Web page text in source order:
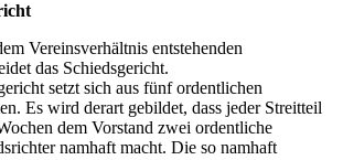
Vereinsverhältnis entstehenden
das Schiedsgericht.
setzt sich aus fünf ordentlichen
Es wird derart gebildet, dass jeder Streitteil
dem Vorstand zwei ordentliche
namhaft macht. Die so namhaft